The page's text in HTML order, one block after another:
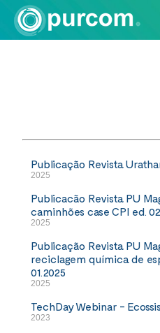
Publicação Revista
2025
Publicacão Revista PU
caminhões case CPI ed.
2025
Publicação Revista PU
reciclagem química de
01.2025
2025
TechDay Webinar -
2023